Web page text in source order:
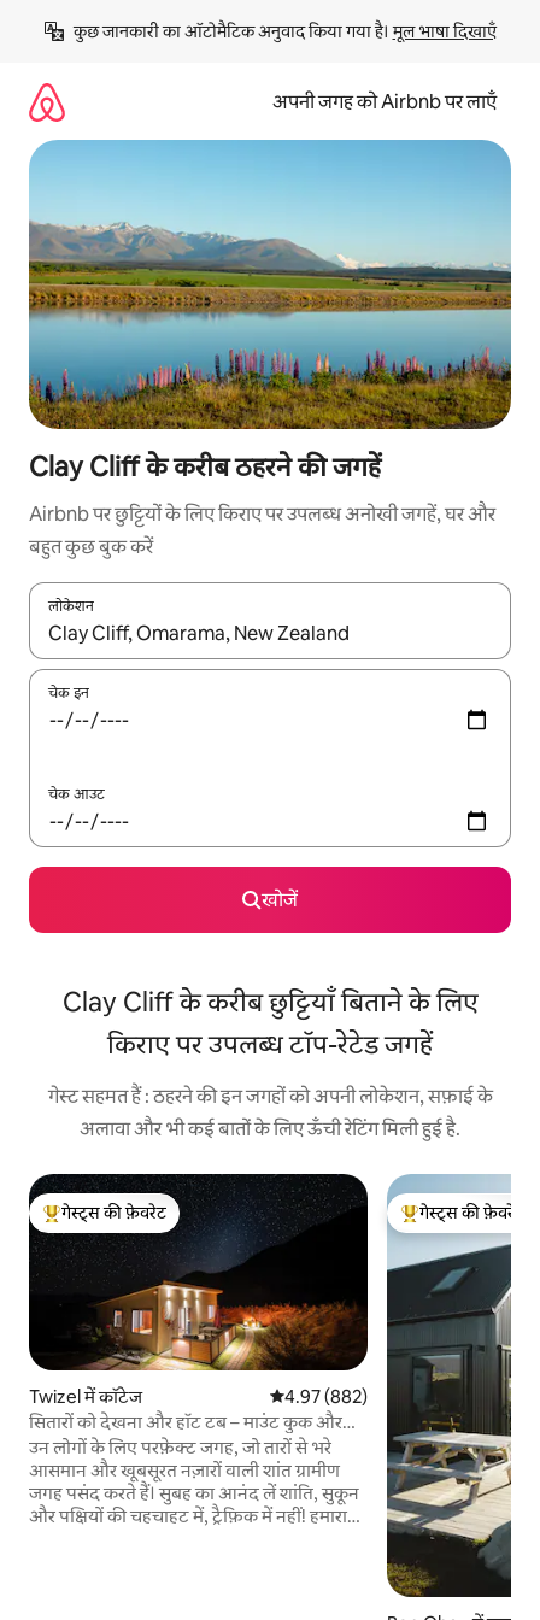
छोड़कर
कॉन्टेंट
कुछ जानकारी का ऑटोमैटिक अनुवाद किया गया है। मूल भाषा दिखाएँ
अपनी जगह को Airbnb पर लाएँ
Clay Cliff के करीब ठहरने की जगहें
Airbnb पर छुट्टियों के लिए किराए पर उपलब्ध अनोखी जगहें, घर और
बहुत कुछ बुक करें
लोकेशन
नतीजों के उपलब्ध होने पर, अप और डाउन 'ऐरो की' का इस्तेमाल करके नेविगेट
चेक इन
चेक आउट
खोजें
Clay Cliff के करीब छुट्टियाँ बिताने के लिए
किराए पर उपलब्ध टॉप-रेटेड जगहें
गेस्ट सहमत हैं : ठहरने की इन जगहों को अपनी लोकेशन, सफ़ाई के
अलावा और भी कई बातों के लिए ऊँची रेटिंग मिली हुई है.
गेस्ट्स का टॉप फ़ेवरेट
गेस्ट्स की फ़ेवरेट
Twizel में कॉटेज औसत रेटिंग 5 में से 4.97, 882 समीक्षाएँ
4.97 (882)
सितारों को देखना और हॉट टब – माउंट कुक और
टेकापो के पास!
उन लोगों के लिए परफ़ेक्ट जगह, जो तारों से भरे
आसमान और खूबसूरत नज़ारों वाली शांत ग्रामीण
जगह पसंद करते हैं। सुबह का आनंद लें शांति, सुकून
और पक्षियों की चहचाहट में, ट्रैफ़िक में नहीं! हमारा
गेस्ट्स का टॉप फ़ेवरेट
गेस्ट्स की फ़ेवरेट